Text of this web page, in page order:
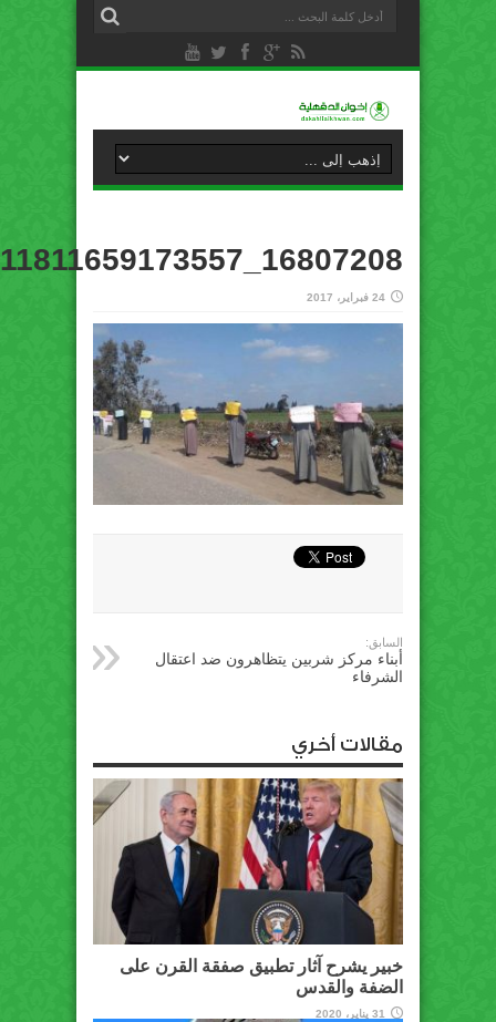
16807208_411811659173557_7520525758884063666_n
24 فبراير، 2017
السابق:
أبناء مركز شربين يتظاهرون ضد اعتقال
الشرفاء
مقالات أخري
خبير يشرح آثار تطبيق صفقة القرن على
الضفة والقدس
31 يناير، 2020